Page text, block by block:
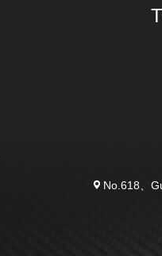
No.618、